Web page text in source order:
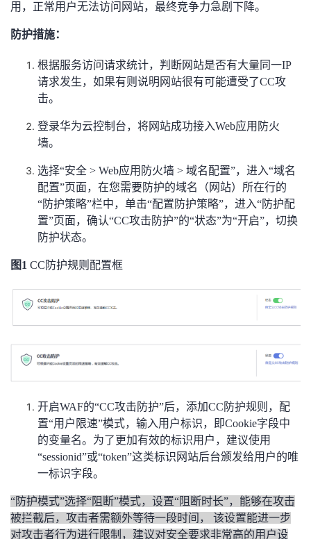
用，正常用户无法访问网站，最终竞争力急剧下降。
防护措施：
根据服务访问请求统计，判断网站是否有大量同一IP
请求发生，如果有则说明网站很有可能遭受了CC攻
击。
登录华为云控制台，将网站成功接入Web应用防火
墙。
选择“安全 > Web应用防火墙 > 域名配置”，进入“域名
配置”页面，在您需要防护的域名（网站）所在行的
“防护策略”栏中，单击“配置防护策略”，进入“防护配
置”页面，确认“CC攻击防护”的“状态”为“开启”，切换
防护状态。
图1 CC 防护规则配置框
开启WAF的“CC攻击防护”后，添加CC防护规则，配
置“用户限速”模式，输入用户标识，即Cookie字段中
的变量名。为了更加有效的标识用户，建议使用
“sessionid”或“token”这类标识网站后台颁发给用户的唯
一标识字段。
“防护模式”选择“阻断”模式，设置“阻断时长”，能够在攻击
被拦截后，攻击者需额外等待一段时间， 该设置能进一步
对攻击者行为进行限制，建议对安全要求非常高的用户设